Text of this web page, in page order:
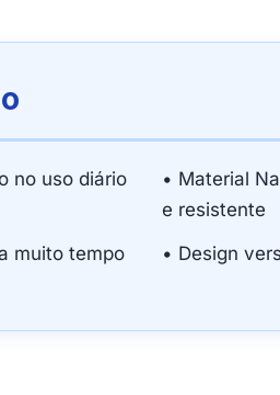
no uso diário
• Material
e resistente
muito tempo
• Design